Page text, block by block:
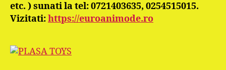
etc. ) sunati la tel: 0721403635, 0254515015.
Vizitati:https://euroanimode.ro